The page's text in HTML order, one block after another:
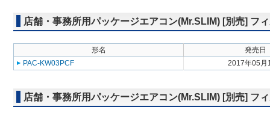
店舗・事務所用パッケージエアコン(Mr.SLIM) [別売] フ
形名
発売日
PAC-KW03PCF
2017年05月
店舗・事務所用パッケージエアコン(Mr.SLIM) [別売] フ